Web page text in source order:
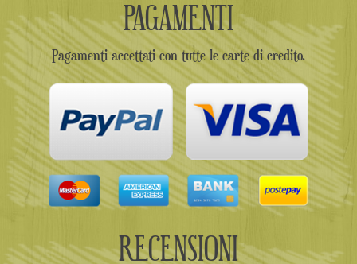
PAGAMENTI
Pagamenti accettati con tutte le carte di credito.
RECENSIONI